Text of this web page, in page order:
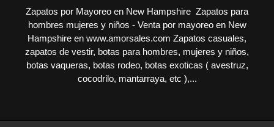
Zapatos por Mayoreo en New Hampshire Zapatos para
hombres mujeres y niños - Venta por mayoreo en New
Hampshire en www.amorsales.com Zapatos casuales,
zapatos de vestir, botas para hombres, mujeres y niños,
botas vaqueras, botas rodeo, botas exoticas ( avestruz,
cocodrilo, mantarraya, etc ),...